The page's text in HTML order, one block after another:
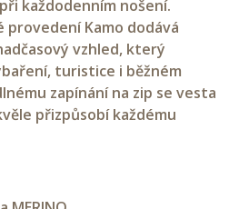
každodenním nošení.
provedení Kamo dodává
vzhled, který
turistice i běžném
zapínání na zip se vesta
přizpůsobí každému